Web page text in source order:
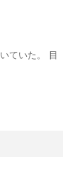
ていた。 目